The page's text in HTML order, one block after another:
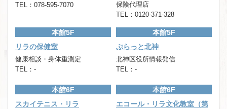
TEL：078-595-7070
保険代理店
TEL：0120-371-328
本館5F
リラの保健室
健康相談・身体重測定
TEL：-
本館5F
ぷらっと北神
北神区役所情報発信
TEL：-
本館6F
スカイテニス・リラ
本館6F
エコール・リラ文化教室（第